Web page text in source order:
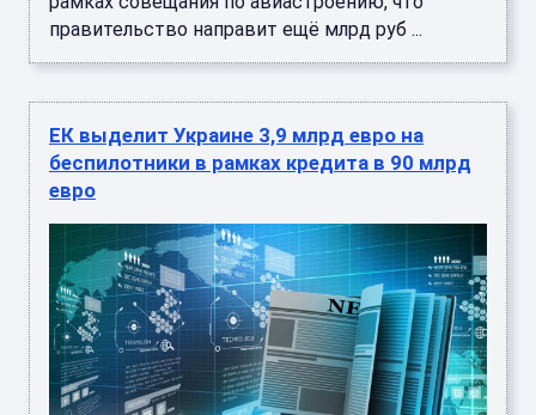
беспилотники в рамках кредита в 90 млрд
евро